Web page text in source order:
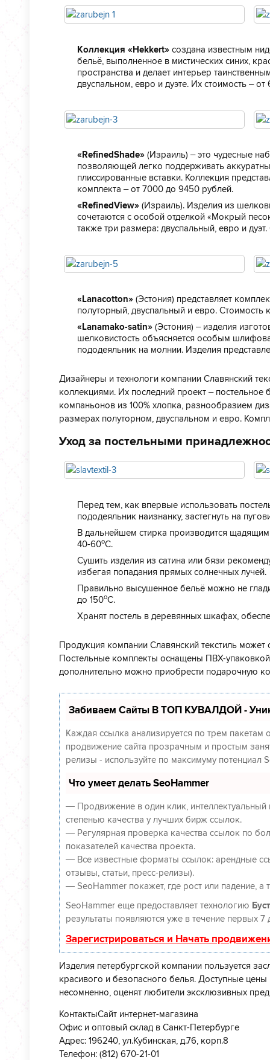
Коллекция «Hekkert» создана известным
бельё, выполненное в мистических синих,
пространства и делает интерьер
двуспальном, евро и дуэте. Их стоимость –
«RefinedShade» (Израиль) – это чудесные
позволяющей легко поддерживать
плиссированные вставки. Коллекция
комплекта – от 7000 до 9450 рублей.
«RefinedView» (Израиль). Изделия из
сочетаются с особой отделкой «Мокрый
также три размера: двуспальный, евро и
«Lanacotton» (Эстония) представляет
полуторный, двуспальный и евро. Стоимость
«Lanamako-satin» (Эстония) – изделия
шелковистость объясняется особым
пододеяльник на молнии. Изделия
Дизайнеры и технологи компании Славянский
коллекциями. Их последний проект –
компаньонов из 100% хлопка, разнообразием
размерах полуторном, двуспальном и евро.
Уход за постельными
Перед тем, как впервые использовать
пододеяльник наизнанку, застегнуть на
В дальнейшем стирка производится
40-60оС.
Сушить изделия из сатина или бязи
избегая попадания прямых солнечных лучей.
Правильно высушенное бельё можно не
до 150оС.
Хранят постель в деревянных шкафах,
Продукция компании Славянский текстиль
Постельные комплекты оснащены ПВХ-
дополнительно можно приобрести подарочную
Забиваем Сайты В ТОП КУВАЛДОЙ -
Каждая ссылка анализируется по трем пакетам
продвижение сайта прозрачным и простым
релизы - используйте по максимуму потенциал
Что умеет делать SeoHammer
— Продвижение в один клик,
степенью качества у лучших бирж ссылок.
— Регулярная проверка качества ссылок по
показателей качества проекта.
— Все известные форматы ссылок: арендные
отзывы, статьи, пресс-релизы).
— SeoHammer покажет, где рост или падение,
SeoHammer еще предоставляет технологию Буст
результаты появляются уже в течение первых 7
Зарегистрироваться и Начать
Изделия петербургской компании пользуется
красивого и безопасного белья. Доступные
несомненно, оценят любители эксклюзивных
КонтактыСайт интернет-магазина
Офис и оптовый склад в Санкт-Петербурге
Адрес: 196240, ул.Кубинская, д.76, корп.8
Телефон: (812) 670-21-01